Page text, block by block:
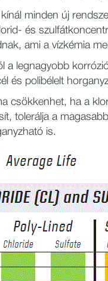
minden új
és
ami a vízkémia
a legnagyobb
és polibélelt
csökkenhet, ha a
tolerálja a
is.